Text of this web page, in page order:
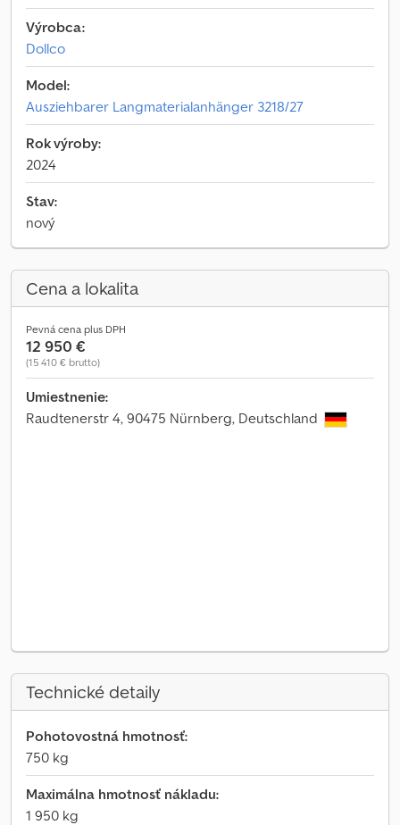
Výrobca:
Dollco
Model:
Ausziehbarer Langmaterialanhänger 3218/27
Rok výroby:
2024
Stav:
nový
Cena a lokalita
Pevná cena plus DPH
12 950 €
(15 410 € brutto)
Umiestnenie:
Raudtenerstr 4, 90475 Nürnberg, Deutschland
Technické detaily
Pohotovostná hmotnosť:
750 kg
Maximálna hmotnosť nákladu:
1 950 kg